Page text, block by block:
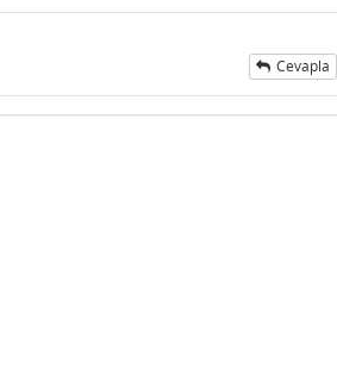
Cevapla